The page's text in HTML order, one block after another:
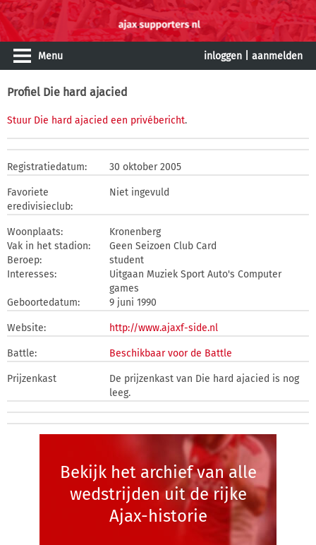
Menu inloggen aanmelden
Profiel Die hard ajacied
Stuur Die hard ajacied een privébericht.
Registratiedatum: 30 oktober 2005
Favoriete
eredivisieclub:
Niet ingevuld
Woonplaats:
Kronenberg
Vak in het stadion:
Geen Seizoen Club Card
Beroep:
student
Interesses:
Uitgaan Muziek Sport Auto's Computer
games
Geboortedatum:
9 juni 1990
Website: http://www.ajaxf-side.nl
Battle: Beschikbaar voor de Battle
Prijzenkast
De prijzenkast van Die hard ajacied is nog
leeg.
Bekijk het archief van alle
wedstrijden uit de rijke
Ajax-historie